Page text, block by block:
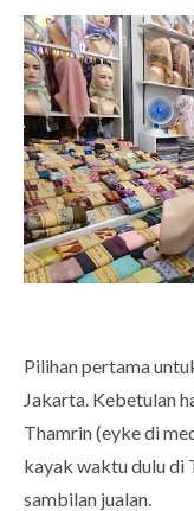
Pilihan pertama
Jakarta. Kebetulan
Thamrin (eyke di
kayak waktu dulu di
sambilan jualan.